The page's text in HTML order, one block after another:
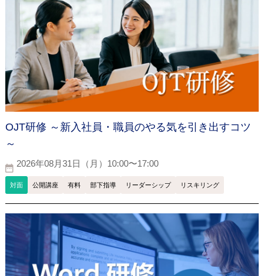
OJT研修 ～新入社員・職員のやる気を引き出すコツ
～
2026年08月31日（月）10:00〜17:00
対面 公開講座 有料 部下指導 リーダーシップ リスキリング